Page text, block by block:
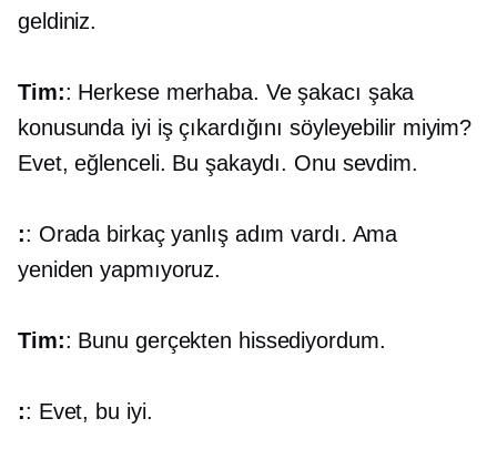
geldiniz.
Tim:: Herkese merhaba. Ve şakacı şaka
konusunda iyi iş çıkardığını söyleyebilir miyim?
Evet, eğlenceli. Bu şakaydı. Onu sevdim.
:: Orada birkaç yanlış adım vardı. Ama
yeniden yapmıyoruz.
Tim:: Bunu gerçekten hissediyordum.
:: Evet, bu iyi.